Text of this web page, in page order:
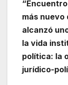
más nuevo
alcanzó
la vida
política: la
jurídico-